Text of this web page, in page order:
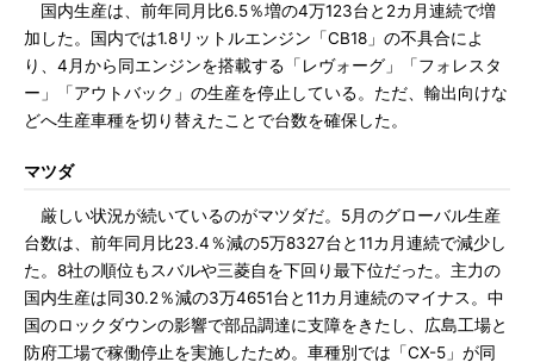
国内生産は、前年同月比6.5％増の4万123台と2カ月連続で増
加した。国内では1.8リットルエンジン「CB18」の不具合によ
り、4月から同エンジンを搭載する「レヴォーグ」「フォレスタ
ー」「アウトバック」の生産を停止している。ただ、輸出向けな
どへ生産車種を切り替えたことで台数を確保した。
マツダ
厳しい状況が続いているのがマツダだ。5月のグローバル生産
台数は、前年同月比23.4％減の5万8327台と11カ月連続で減少し
た。8社の順位もスバルや三菱自を下回り最下位だった。主力の
国内生産は同30.2％減の3万4651台と11カ月連続のマイナス。中
国のロックダウンの影響で部品調達に支障をきたし、広島工場と
防府工場で稼働停止を実施したため。車種別では「CX-5」が同